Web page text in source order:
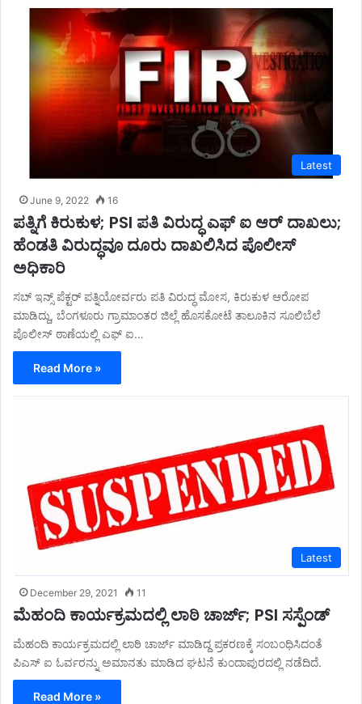
Latest
June 9, 2022 16
ಪತ್ನಿಗೆ ಕಿರುಕುಳ; PSI ಪತಿ ವಿರುದ್ಧ ಎಫ್ ಐ ಆರ್ ದಾಖಲು;
ಹೆಂಡತಿ ವಿರುದ್ಧವೂ ದೂರು ದಾಖಲಿಸಿದ ಪೊಲೀಸ್
ಅಧಿಕಾರಿ
ಸಬ್ ಇನ್ಸ್ ಪೆಕ್ಟರ್ ಪತ್ನಿಯೋರ್ವರು ಪತಿ ವಿರುದ್ಧ ಮೋಸ, ಕಿರುಕುಳ ಆರೋಪ
ಮಾಡಿದ್ದು, ಬೆಂಗಳೂರು ಗ್ರಾಮಾಂತರ ಜಿಲ್ಲೆ ಹೊಸಕೋಟೆ ತಾಲೂಕಿನ ಸೂಲಿಬೆಲೆ
ಪೊಲೀಸ್ ಠಾಣೆಯಲ್ಲಿ ಎಫ್ ಐ…
Read More »
Latest
December 29, 2021 11
ಮೆಹಂದಿ ಕಾರ್ಯಕ್ರಮದಲ್ಲಿ ಲಾಠಿ ಚಾರ್ಜ್; PSI ಸಸ್ಪೆಂಡ್
ಮೆಹಂದಿ ಕಾರ್ಯಕ್ರಮದಲ್ಲಿ ಲಾಠಿ ಚಾರ್ಜ್ ಮಾಡಿದ್ದ ಪ್ರಕರಣಕ್ಕೆ ಸಂಬಂಧಿಸಿದಂತೆ
ಪಿಎಸ್ ಐ ಓರ್ವರನ್ನು ಅಮಾನತು ಮಾಡಿದ ಘಟನೆ ಕುಂದಾಪುರದಲ್ಲಿ ನಡೆದಿದೆ.
Read More »